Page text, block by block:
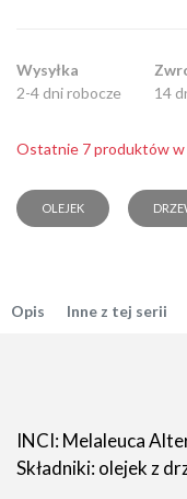
Wysyłka
2-4 dni robocze
14
Ostatnie 7 produktów w
OLEJEK
Opis Inne z tej serii
INCI: Melaleuca
Składniki: olejek z